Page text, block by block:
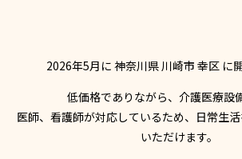
2026年5月に 神奈川県 川崎市 幸区 に
低価格でありながら、介護医療設
医師、看護師が対応しているため、日常生
いただけます。